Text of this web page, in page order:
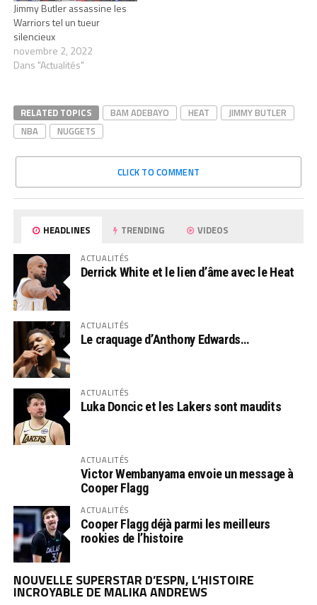
Jimmy Butler assassine les
Warriors tel un tueur
silencieux
novembre 2, 2022
Dans "Actualités"
RELATED TOPICS BAM ADEBAYO HEAT
JIMMY BUTLER
NBA
NUGGETS
CLICK TO COMMENT
HEADLINES TRENDING VIDEOS
ACTUALITÉS
Derrick White et le lien d’âme avec le Heat
ACTUALITÉS
Le craquage d’Anthony Edwards…
ACTUALITÉS
Luka Doncic et les Lakers sont maudits
ACTUALITÉS
Victor Wembanyama envoie un message à
Cooper Flagg
ACTUALITÉS
Cooper Flagg déjà parmi les meilleurs
rookies de l’histoire
NOUVELLE SUPERSTAR D’ESPN, L’HISTOIRE
INCROYABLE DE MALIKA ANDREWS